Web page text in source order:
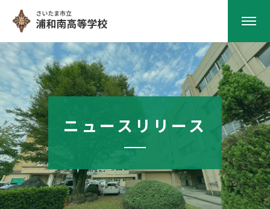
HOME
学校紹介
南高の教育
学校生活
ニュースリリース